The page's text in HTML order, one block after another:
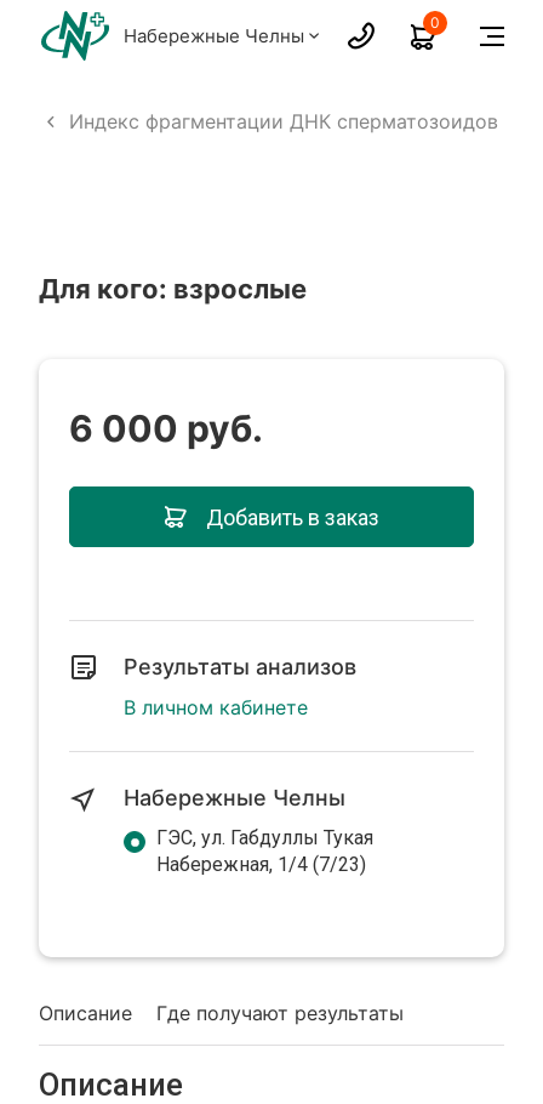
Набережные Челны
0
Индекс фрагментации ДНК сперматозоидов
Для кого: взрослые
Описание Где получают результаты
Описание
6 000 руб.
Добавить в заказ
Результаты анализов
В личном кабинете
Набережные Челны
ГЭС, ул. Габдуллы Тукая
Набережная, 1/4 (7/23)